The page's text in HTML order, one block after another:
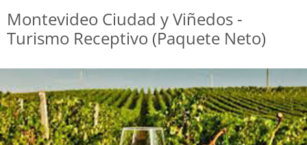
Montevideo Ciudad y Viñedos -
Turismo Receptivo (Paquete Neto)